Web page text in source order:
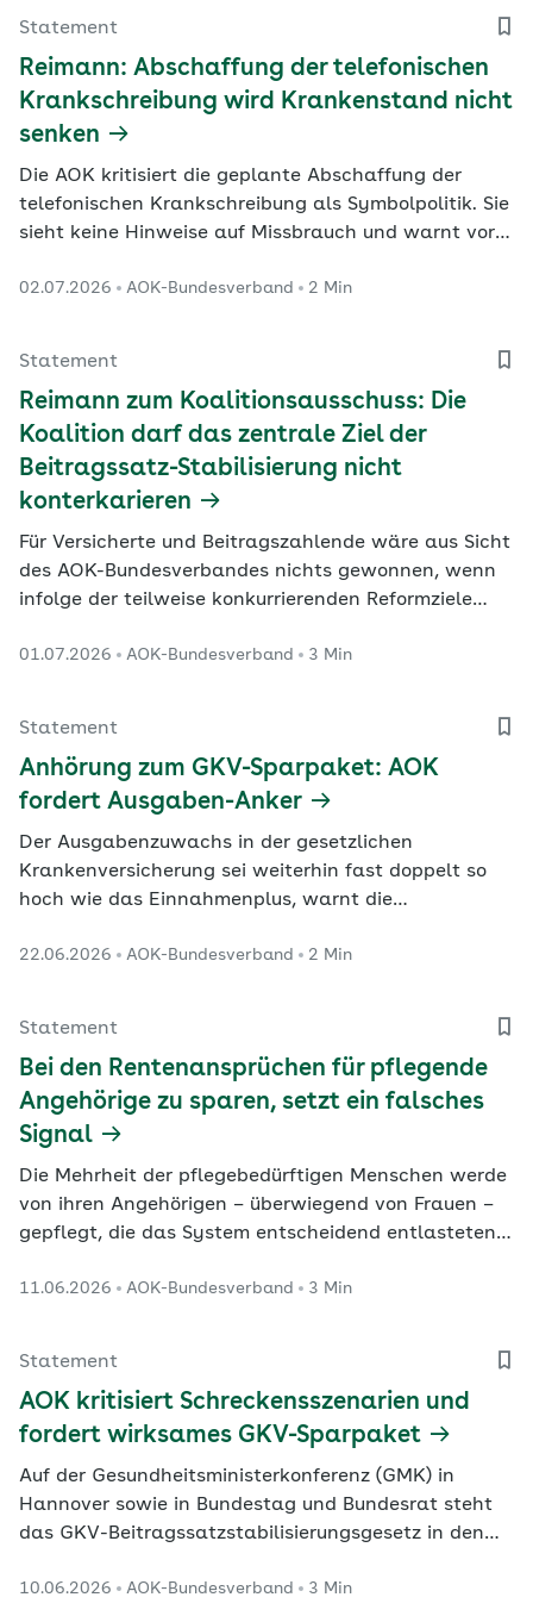
Statement
Reimann: Abschaffung der telefonischen
Krankschreibung wird Krankenstand nicht
senken
Die AOK kritisiert die geplante Abschaffung der
telefonischen Krankschreibung als Symbolpolitik. Sie
sieht keine Hinweise auf Missbrauch und warnt vor
Belastung der Arztpraxen.
02.07.2026 AOK-Bundesverband 2 Min
Statement
Reimann zum Koalitionsausschuss: Die
Koalition darf das zentrale Ziel der
Beitragssatz-Stabilisierung nicht
konterkarieren
Für Versicherte und Beitragszahlende wäre aus Sicht
des AOK-Bundesverbandes nichts gewonnen, wenn
infolge der teilweise konkurrierenden Reformziele
Brutto herauskäme.
01.07.2026 AOK-Bundesverband 3 Min
Statement
Anhörung zum GKV-Sparpaket: AOK
fordert Ausgaben-Anker
Der Ausgabenzuwachs in der gesetzlichen
Krankenversicherung sei weiterhin fast doppelt so
hoch wie das Einnahmenplus, warnt die
Carola Reimann, in der Anhörung zum
22.06.2026 AOK-Bundesverband 2 Min
Statement
Bei den Rentenansprüchen für pflegende
Angehörige zu sparen, setzt ein falsches
Signal
Die Mehrheit der pflegebedürftigen Menschen werde
von ihren Angehörigen – überwiegend von Frauen –
gepflegt, die das System entscheidend entlasteten,
Bundesverbandes, Dr. Carola Reimann.
11.06.2026 AOK-Bundesverband 3 Min
Statement
AOK kritisiert Schreckensszenarien und
fordert wirksames GKV-Sparpaket
Auf der Gesundheitsministerkonferenz (GMK) in
Hannover sowie in Bundestag und Bundesrat steht
das GKV-Beitragssatzstabilisierungsgesetz in den
Koalition sich jetzt nicht auf ausreichende
10.06.2026 AOK-Bundesverband 3 Min